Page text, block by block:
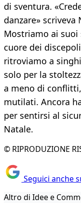
di sventura.
danzare» scriveva
Mostriamo ai suoi
cuore dei
ritroviamo a
solo per la
a meno di
mutilati. Ancora
per sentirsi al
Natale.
© RIPRODUZIONE
Seguici anche
Altro di Idee e